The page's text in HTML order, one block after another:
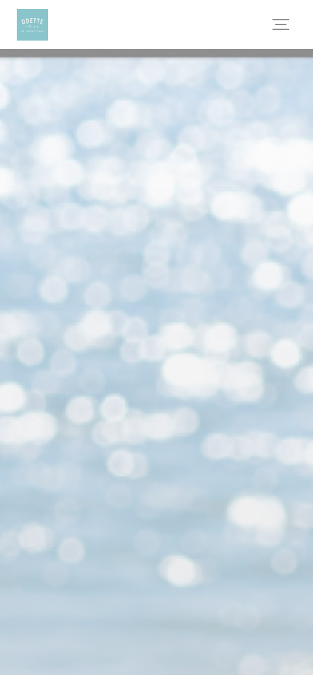
Personnalisation de vos choix en matière de cookies